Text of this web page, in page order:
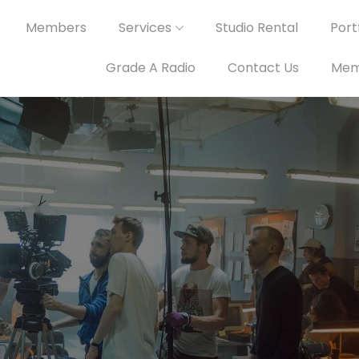
Members Services Studio Rental
Grade A Radio Contact Us